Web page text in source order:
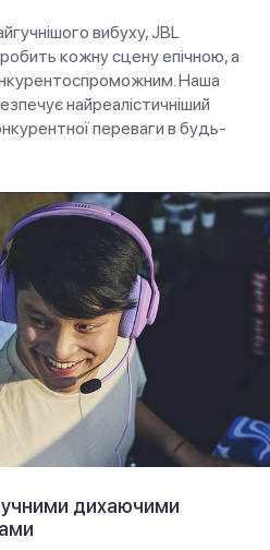
вибуху, JBL
кожну сцену епічною, а
Наша
найреалістичніший
переваги в будь-
дихаючими